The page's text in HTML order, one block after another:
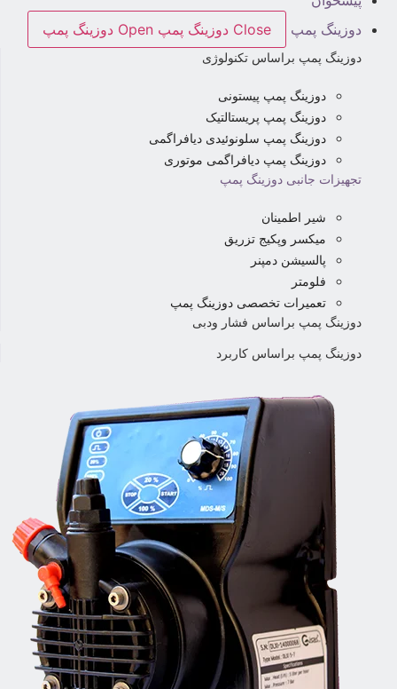
دوزینگ پمپ
Close دوزینگ پمپ Open دوزینگ پمپ
دوزینگ پمپ براساس تکنولوژی
دوزینگ پمپ پیستونی
دوزینگ پمپ پریستالتیک
دوزینگ پمپ سلونوئیدی دیافراگمی
دوزینگ پمپ دیافراگمی موتوری
تجهیزات جانبی دوزینگ پمپ
شیر اطمینان
میکسر وپکیج تزریق
پالسیشن دمپنر
فلومتر
تعمیرات تخصصی دوزینگ پمپ
دوزینگ پمپ براساس فشار ودبی
دوزینگ پمپ براساس کاربرد